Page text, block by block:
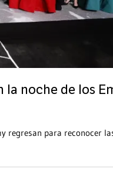
la noche de los
regresan para reconocer